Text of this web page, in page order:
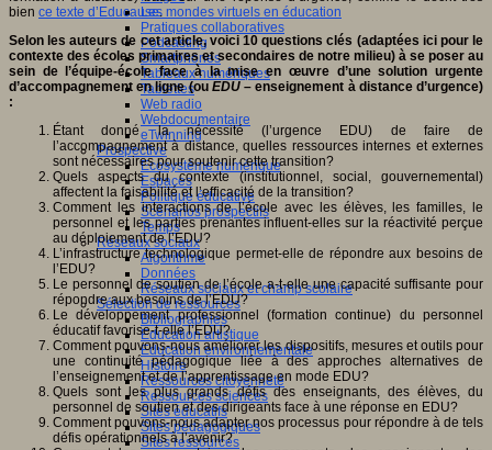
Les mondes virtuels en éducation
Pratiques collaboratives
Podcasting
Smartphones
Tableaux numériques
Tablettes
Web radio
Webdocumentaire
eTwinning
Prospective
Ecosystème numérique
Espaces
Politique éducative
Scénarios prospectifs
Temps
Réseaux sociaux
Algorithme
Données
Réseaux sociaux et champ scolaire
Sélection de ressources
Bibliographies
Education artistique
Education environnementale
Histoire
Ressources citoyenneté
Ressources sciences
Sites éducatifs
Sites pédagogiques
Sites ressources
bien ce texte d’Educause.
Selon les auteurs de cet article, voici 10 questions clés (adaptées ici pour le
contexte des écoles primaires et secondaires de notre milieu) à se poser au
sein de l’équipe-école face à la mise en œuvre d’une solution urgente
d’accompagnement en ligne (ou EDU– enseignement à distance d’urgence)
:
Étant donné la nécessité (l’urgence EDU) de faire de
l’accompagnement à distance, quelles ressources internes et externes
sont nécessaires pour soutenir cette transition?
Quels aspects du contexte (institutionnel, social, gouvernemental)
affectent la faisabilité et l’efficacité de la transition?
Comment les interactions de l’école avec les élèves, les familles, le
personnel et les parties prenantes influent-elles sur la réactivité perçue
au déploiement de l’EDU?
L’infrastructure technologique permet-elle de répondre aux besoins de
l’EDU?
Le personnel de soutien de l’école a-t-elle une capacité suffisante pour
répondre aux besoins de l’EDU?
Le développement professionnel (formation continue) du personnel
éducatif favorise-t-elle l’EDU?
Comment pouvons-nous améliorer les dispositifs, mesures et outils pour
une continuité pédagogique liée à des approches alternatives de
l’enseignement et de l’apprentissage en mode EDU?
Quels sont les plus grands défis des enseignants, des élèves, du
personnel de soutien et des dirigeants face à une réponse en EDU?
Comment pouvons-nous adapter nos processus pour répondre à de tels
défis opérationnels à l’avenir?